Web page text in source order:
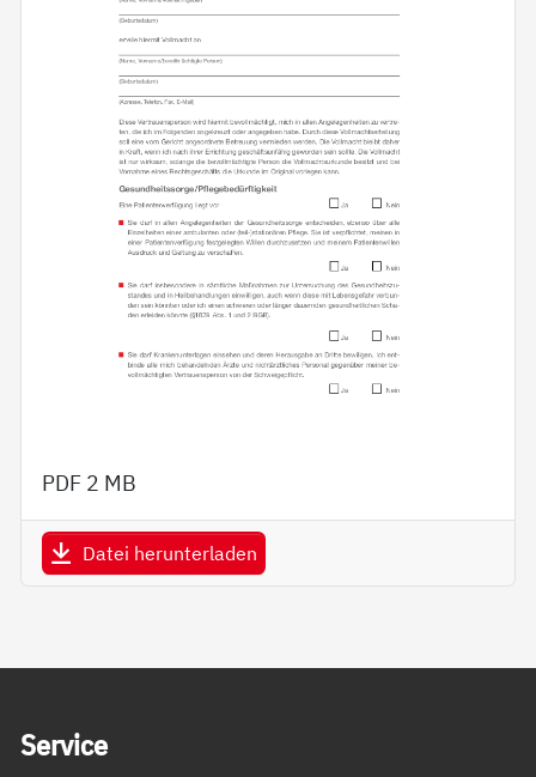
PDF 2 MB
Datei herunterladen
Ser­vice